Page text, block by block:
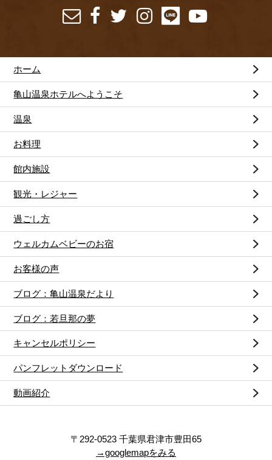
ホーム
亀山温泉ホテルへようこそ
温泉
お料理
館内施設
観光・レジャー
過ごし方
ウェルカムベビーのお宿
お客様の声
ブログ：亀山温泉だより
ブログ：若旦那の夢
キャンセルポリシー
パンフレットダウンロード
動画紹介
〒292-0523 千葉県君津市豊田65
→googlemapをみる